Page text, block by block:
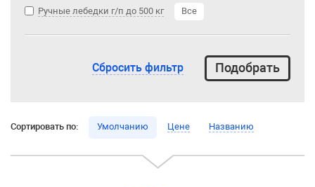
Ручные лебедки г/п до 500 кг
Все
Сбросить фильтр
Сортировать по: Умолчанию Цене Названию